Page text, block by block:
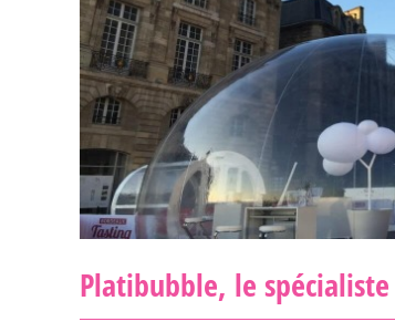
Dôme hémisphérique
Platibubble, le